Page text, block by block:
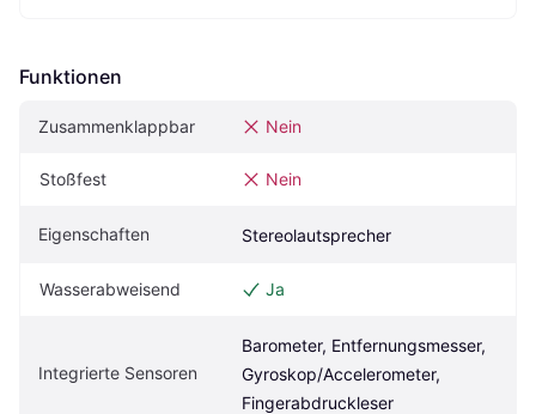
Funktionen
Zusammenklappbar Nein
Stoßfest Nein
Eigenschaften Stereolautsprecher
Wasserabweisend Ja
Integrierte Sensoren
Barometer, Entfernungsmesser,
Gyroskop/Accelerometer,
Fingerabdruckleser